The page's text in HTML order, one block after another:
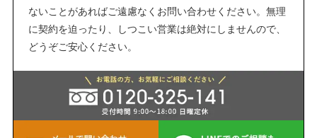
ないことがあればご遠慮なくお問い合わせください。無理
に契約を迫ったり、しつこい営業は絶対にしませんので、
どうぞご安心ください。